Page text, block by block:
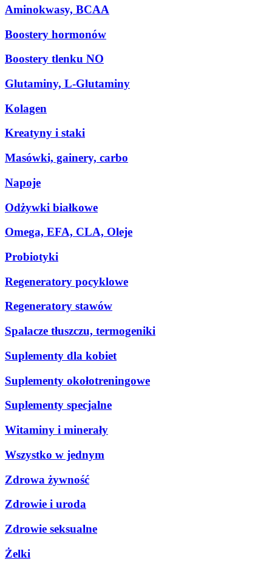
Aminokwasy, BCAA
Boostery hormonów
Boostery tlenku NO
Glutaminy, L-Glutaminy
Kolagen
Kreatyny i staki
Masówki, gainery, carbo
Napoje
Odżywki białkowe
Omega, EFA, CLA, Oleje
Probiotyki
Regeneratory pocyklowe
Regeneratory stawów
Spalacze tłuszczu, termogeniki
Suplementy dla kobiet
Suplementy okołotreningowe
Suplementy specjalne
Witaminy i minerały
Wszystko w jednym
Zdrowa żywność
Zdrowie i uroda
Zdrowie seksualne
Żelki